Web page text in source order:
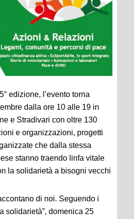
edizione, l’evento torna
dalla ore 10 alle 19 in
e Stradivari con oltre 130
e organizzazioni, progetti
che dalla stessa
stanno traendo linfa vitale
la solidarietà a bisogni vecchi
di noi. Seguendo i
solidarietà”, domenica 25